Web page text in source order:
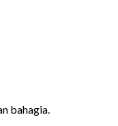
bahagia.